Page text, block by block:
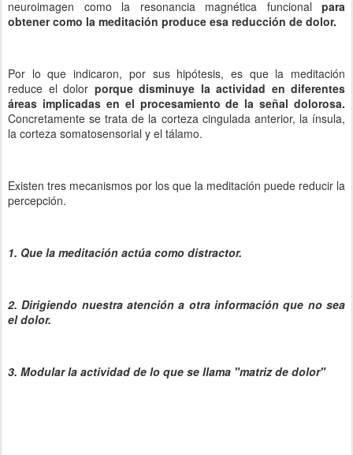
neuroimagen como la resonancia magnética funcional para
obtener como la meditación produce esa reducción de dolor.
Por lo que indicaron, por sus hipótesis, es que la meditación
reduce el dolor porque disminuye la actividad en diferentes
áreas implicadas en el procesamiento de la señal dolorosa.
Concretamente se trata de la corteza cingulada anterior, la ínsula,
la corteza somatosensorial y el tálamo.
Existen tres mecanismos por los que la meditación puede reducir la
percepción.
1. Que la meditación actúa como distractor.
2. Dirigiendo nuestra atención a otra información que no sea
el dolor.
3. Modular la actividad de lo que se llama "matriz de dolor"